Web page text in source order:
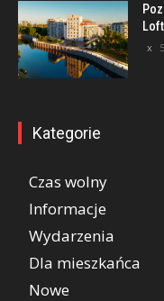
Kategorie
Czas wolny
Informacje
Wydarzenia
Dla mieszkańca
Nowe